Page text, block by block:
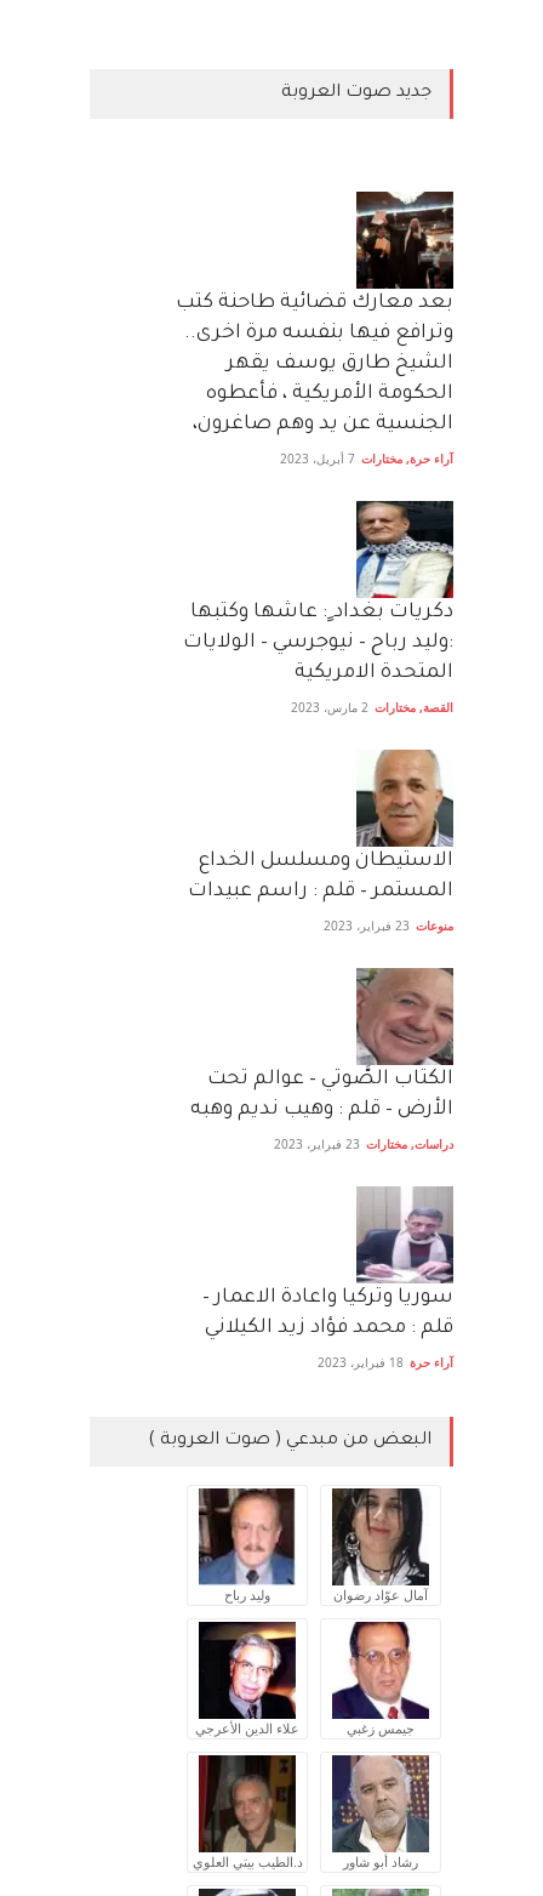
جديد صوت العروبة
بعد معارك قضائية طاحنة كتب
وترافع فيها بنفسه مرة اخرى..
الشيخ طارق يوسف يقهر
الحكومة الأمريكية ، فأعطوه
الجنسية عن يد وهم صاغرون،
آراء حرة, مختارات 7 أبريل، 2023
دكريات بغداد ٍ: عاشها وكتبها
:وليد رباح – نيوجرسي – الولايات
المتحدة الامريكية
القصة, مختارات 2 مارس، 2023
الاستيطان ومسلسل الخداع
المستمر – قلم : راسم عبيدات
منوعات 23 فبراير، 2023
الكتاب الصَّوتي – عوالم تحت
الأرض – قلم : وهيب نديم وهبه
دراسات, مختارات 23 فبراير، 2023
سوريا وتركيا واعادة الاعمار –
قلم : محمد فؤاد زيد الكيلاني
آراء حرة 18 فبراير، 2023
البعض من مبدعي ( صوت العروبة )
آمال عوّاد رضوان وليد رباح
جيمس زغبي علاء الدين الأعرجي
رشاد أبو شاور د.الطيب بيتي العلوي